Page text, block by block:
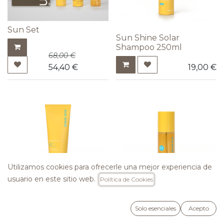
Sun Set
68,00€
54,40 €
Sun Shine Solar
Shampoo 250ml
19,00 €
Spray 150ml
Utilizamos cookies para ofrecerle una mejor experiencia de
usuario en este sitio web.
Política de Cookies
Solo esenciales Acepto